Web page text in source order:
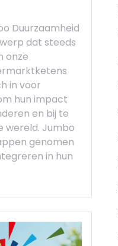
Duurzaamheid
dat steeds
onze
in voor
hun impact
en bij te
wereld. Jumbo
genomen
in hun